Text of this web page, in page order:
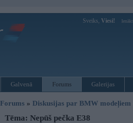
Sveiks, Viesi! Ienākt
Galvenā Forums Galerijas
Forums » Diskusijas par BMW modeļiem
Tēma: Nepūš pečka E38